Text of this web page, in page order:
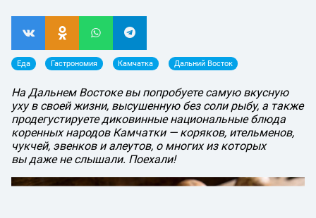
Еда Гастрономия Камчатка Дальний Восток
На Дальнем Востоке вы попробуете самую вкусную
уху в своей жизни, высушенную без соли рыбу, а также
продегустируете диковинные национальные блюда
коренных народов Камчатки — коряков, ительменов,
чукчей, эвенков и алеутов, о многих из которых
вы даже не слышали. Поехали!